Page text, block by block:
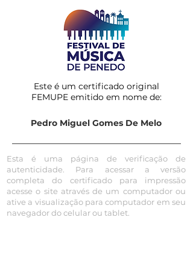
Este é um certificado original
FEMUPE emitido em nome de:
Pedro Miguel Gomes De Melo
Esta é uma página de verificação de
autenticidade. Para acessar a versão
completa do certificado para impressão
acesse o site através de um computador ou
ative a visualização para computador em seu
navegador do celular ou tablet.